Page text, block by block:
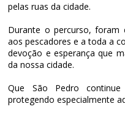
pelas ruas da cidade.
Durante o percurso, foram
aos pescadores e a toda a
devoção e esperança que
da nossa cidade.
Que São Pedro
protegendo especialmente